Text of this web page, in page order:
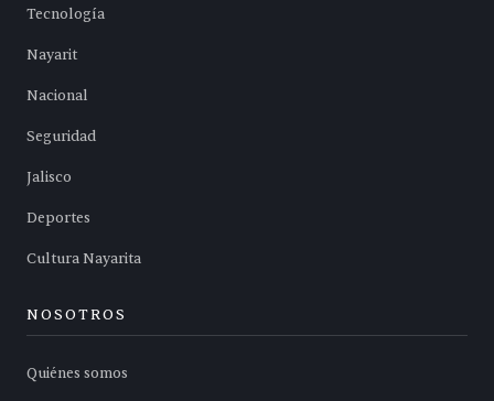
Tecnología
Nayarit
Nacional
Seguridad
Jalisco
Deportes
Cultura Nayarita
NOSOTROS
Quiénes somos